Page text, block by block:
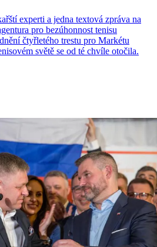
experti a jedna textová zpráva na
pro bezúhonnost tenisu
čtyřletého trestu pro Markétu
světě se od té chvíle otočila.